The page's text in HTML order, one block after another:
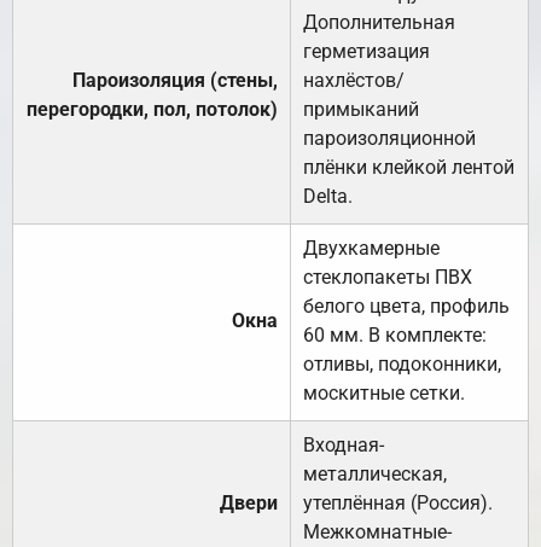
Пароизоляция (стены,
перегородки, пол, потолок)
Дополнительная
герметизация
нахлёстов/
примыканий
пароизоляционной
плёнки клейкой лентой
Delta.
Окна
Двухкамерные
стеклопакеты ПВХ
белого цвета, профиль
60 мм. В комплекте:
отливы, подоконники,
москитные сетки.
Двери
Входная-
металлическая,
утеплённая (Россия).
Межкомнатные-